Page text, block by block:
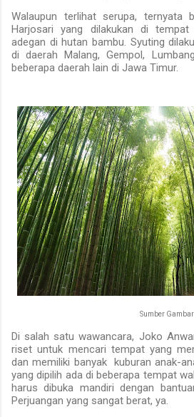
Walaupun terlihat serupa, ternyata
Harjosari yang dilakukan di tempat
adegan di hutan bambu. Syuting
di daerah Malang, Gempol,
beberapa daerah lain di Jawa Timur.
Sumber
Di salah satu wawancara, Joko
riset untuk mencari tempat yang
dan memiliki banyak kuburan anak-
yang dipilih ada di beberapa tempat
harus dibuka mandiri dengan
Perjuangan yang sangat berat, ya.